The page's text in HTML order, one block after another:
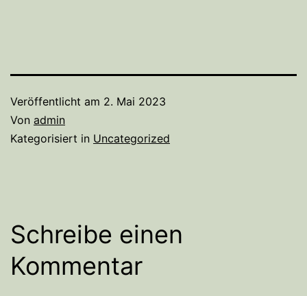
Veröffentlicht am 2. Mai 2023
Von admin
Kategorisiert in Uncategorized
Schreibe einen
Kommentar